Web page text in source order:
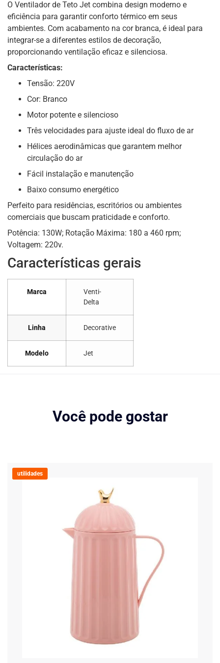
O Ventilador de Teto Jet combina design moderno e
eficiência para garantir conforto térmico em seus
ambientes. Com acabamento na cor branca, é ideal para
integrar-se a diferentes estilos de decoração,
proporcionando ventilação eficaz e silenciosa.
Características:
Tensão: 220V
Cor: Branco
Motor potente e silencioso
Três velocidades para ajuste ideal do fluxo de ar
Hélices aerodinâmicas que garantem melhor
circulação do ar
Fácil instalação e manutenção
Baixo consumo energético
Perfeito para residências, escritórios ou ambientes
comerciais que buscam praticidade e conforto.
Potência: 130W; Rotação Máxima: 180 a 460 rpm;
Voltagem: 220v.
Características gerais
Marca
Venti-
Delta
Linha Decorative
Modelo Jet
Você pode gostar
utilidades